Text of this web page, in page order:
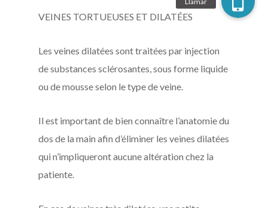
VEINES TORTUEUSES ET DILATÉES
Les veines dilatées sont traitées par injection
de substances sclérosantes, sous forme liquide
ou de mousse selon le type de veine.
Il est important de bien connaître l’anatomie du
dos de la main afin d’éliminer les veines dilatées
qui n’impliqueront aucune altération chez la
patiente.